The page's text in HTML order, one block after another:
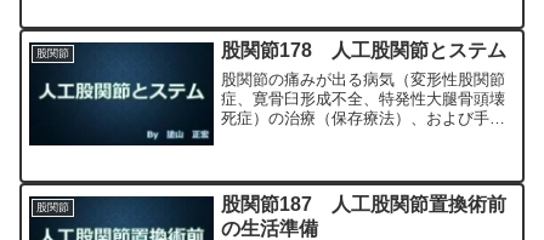
股関節 股関節178 人工股関節とステム
股関節の痛みが出る病気（変形性股関節
症、寛骨臼形成不全、特発性大腿骨頭壊
死症）の治療（保存療法）、および手術
科専門医（人工関節手術を専門）の塗山
正宏が色々と説明します。
股関節
股関節187 人工股関節置換術前
の生活準備